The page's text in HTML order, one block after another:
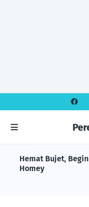
Hemat Bujet,
Homey